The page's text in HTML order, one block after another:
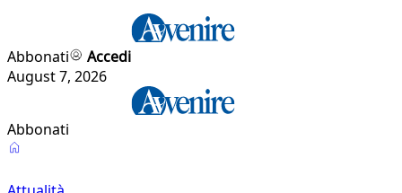
Abbonati
Accedi
August 7, 2026
Abbonati